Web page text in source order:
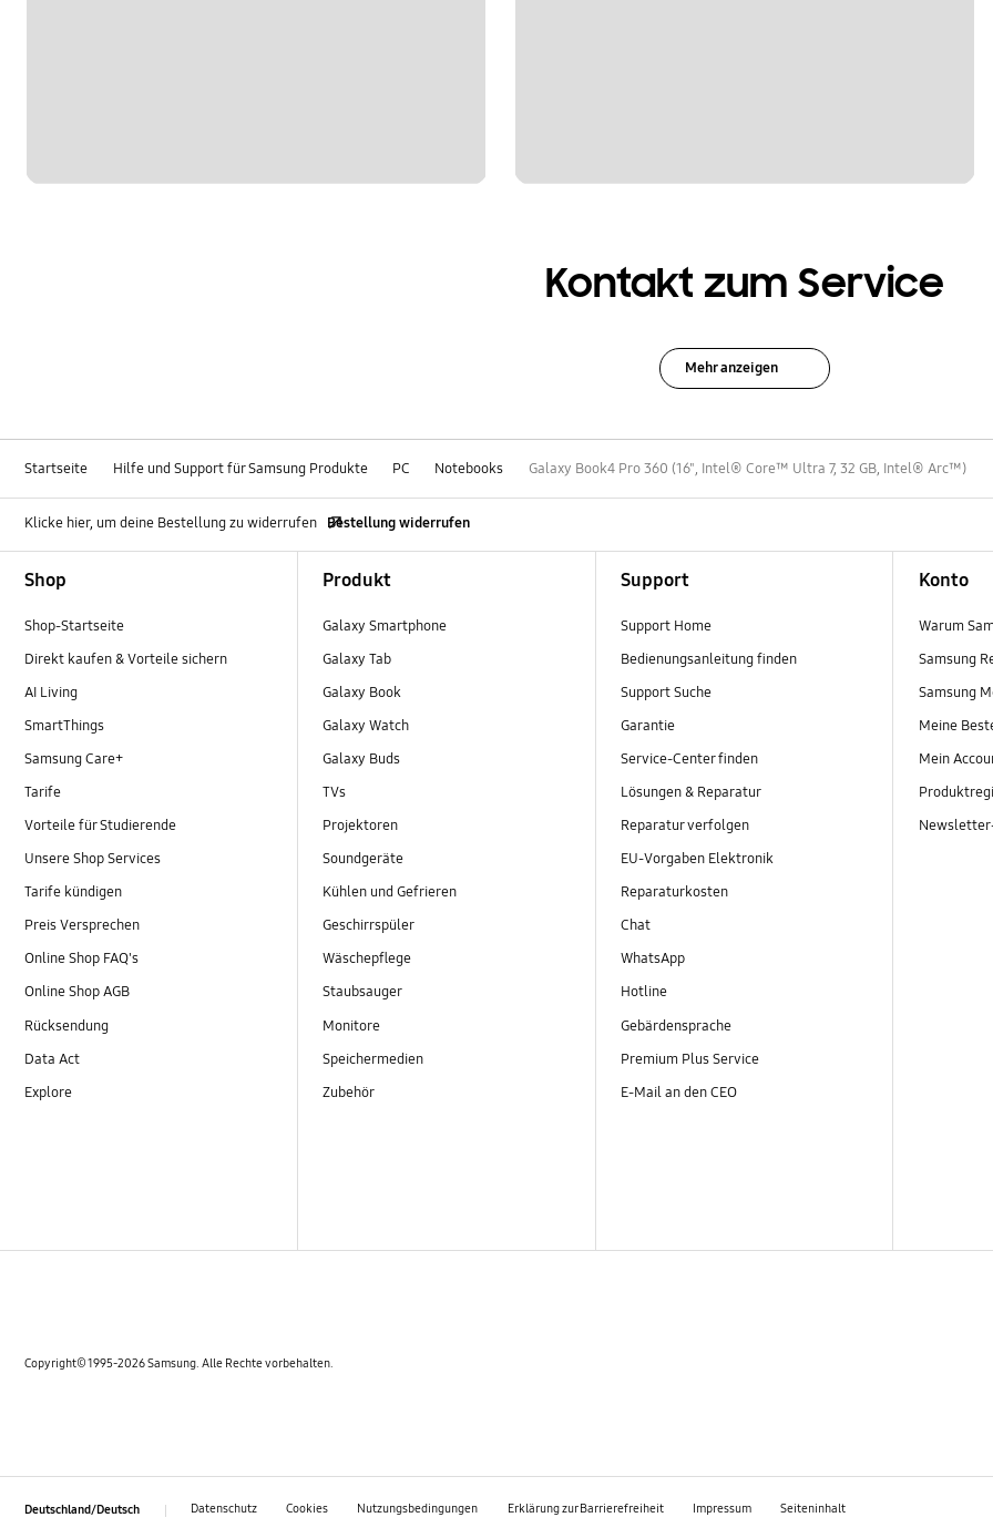
Kontakt zum Service
Mehr anzeigen
Startseite Hilfe und Support für Samsung Produkte PC Notebooks Galaxy Book4 Pro 360 (16", Intel® Core™ Ultra 7, 32 GB, Intel® Arc™)
Klicke hier, um deine Bestellung zu widerrufen Bestellung widerrufen
Shop
Shop-Startseite
Direkt kaufen & Vorteile sichern
AI Living
SmartThings
Samsung Care+
Tarife
Vorteile für Studierende
Unsere Shop Services
Tarife kündigen
Preis Versprechen
Online Shop FAQ's
Online Shop AGB
Rücksendung
Data Act
Explore
Produkt
Galaxy Smartphone
Galaxy Tab
Galaxy Book
Galaxy Watch
Galaxy Buds
TVs
Projektoren
Soundgeräte
Kühlen und Gefrieren
Geschirrspüler
Wäschepflege
Staubsauger
Monitore
Speichermedien
Zubehör
Support
Support Home
Bedienungsanleitung finden
Support Suche
Garantie
Service-Center finden
Lösungen & Reparatur
Reparatur verfolgen
EU-Vorgaben Elektronik
Reparaturkosten
Chat
WhatsApp
Hotline
Gebärdensprache
Premium Plus Service
E-Mail an den CEO
Konto
Warum
Samsung
Samsung
Meine
Mein
Copyright© 1995-2026 Samsung. Alle Rechte vorbehalten.
Deutschland/Deutsch Datenschutz Cookies Nutzungsbedingungen Erklärung zur Barrierefreiheit Impressum Seiteninhalt